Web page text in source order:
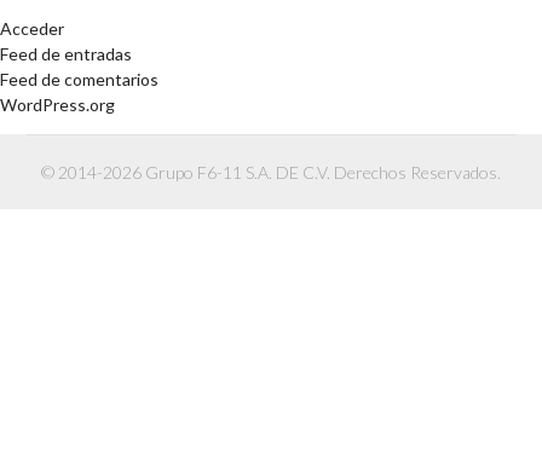
Acceder
Feed de entradas
Feed de comentarios
WordPress.org
© 2014-2026 Grupo F6-11 S.A. DE C.V. Derechos Reservados.